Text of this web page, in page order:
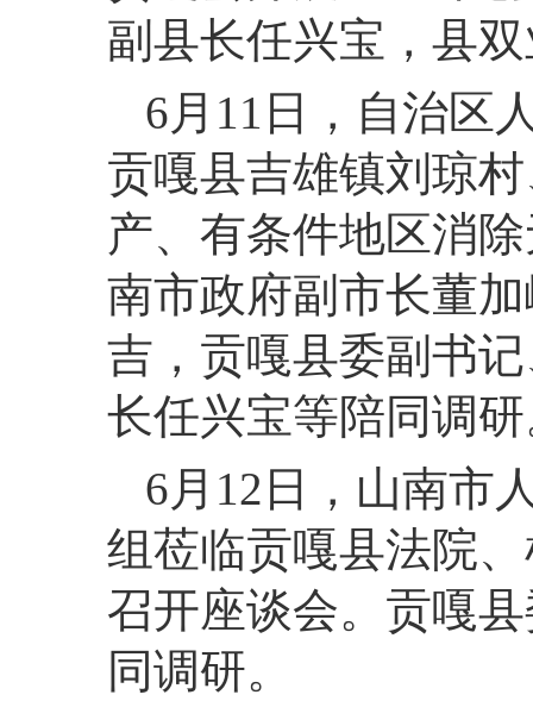
副县长任兴宝，县
6月11日，自治区
贡嘎县吉雄镇刘琼
产、有条件地区消
南市政府副市长董
吉，贡嘎县委副书
长任兴宝等陪同调
6月12日，山南市
组莅临贡嘎县法院
召开座谈会。贡嘎
同调研。